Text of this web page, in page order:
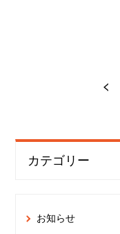
カテゴリー
お知らせ